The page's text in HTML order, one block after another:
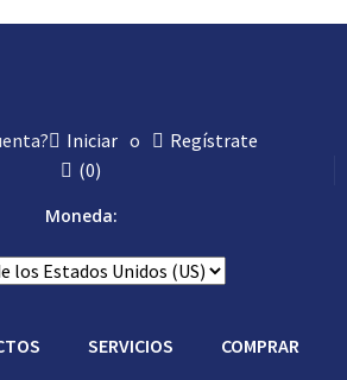
Iniciar o
Regístrate
(0)
Moneda:
SERVICIOS COMPRAR